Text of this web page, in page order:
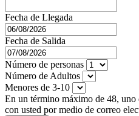
Fecha de Llegada
Fecha de Salida
Número de personas
Número de Adultos
Menores de 3-10
En un término máximo de 48, uno
con usted por medio de correo